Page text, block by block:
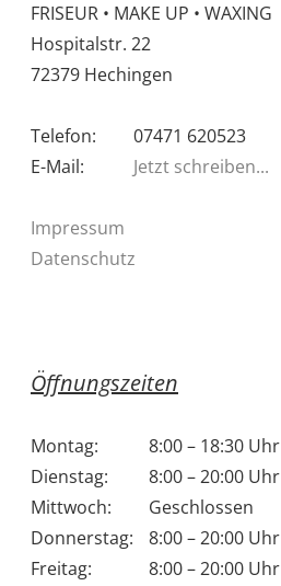
FRISEUR • MAKE UP • WAXING
Hospitalstr. 22
72379 Hechingen
Telefon:
07471 620523
E-Mail:
Jetzt schreiben...
Impressum
Datenschutz
Öffnungszeiten
Montag:
8:00 – 18:30 Uhr
Dienstag:
8:00 – 20:00 Uhr
Mittwoch:
Geschlossen
Donnerstag:
8:00 – 20:00 Uhr
Freitag:
8:00 – 20:00 Uhr